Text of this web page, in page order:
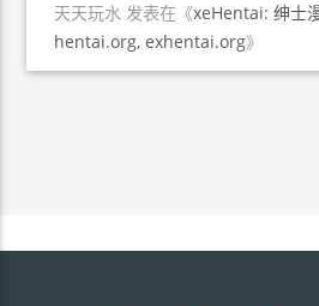
天天玩水 发表在《xeHentai: 绅士
hentai.org, exhentai.org》